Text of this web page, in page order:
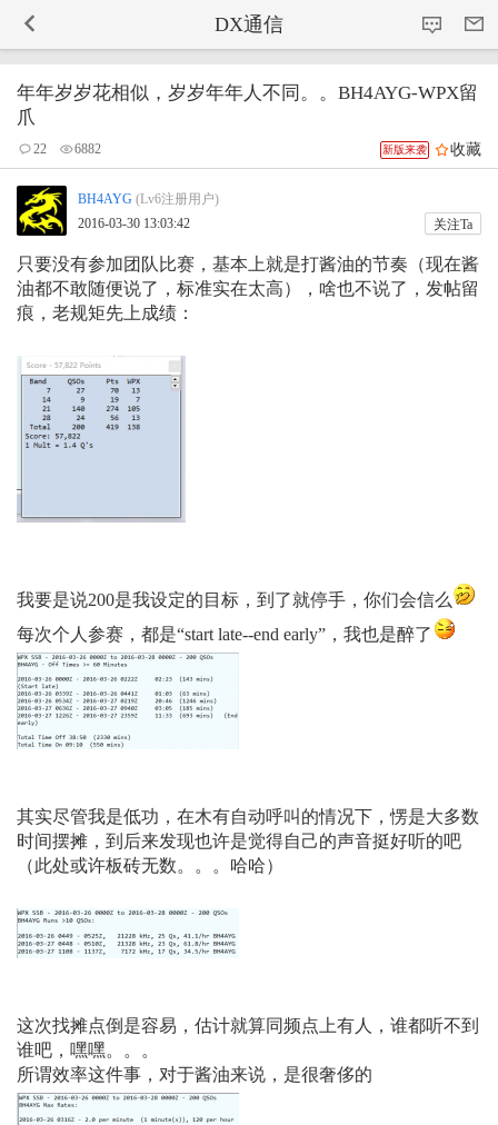
DX通信
年年岁岁花相似，岁岁年年人不同。。BH4AYG-WPX留
爪
22 6882 新版来袭 收藏
BH4AYG (Lv6注册用户)
2016-03-30 13:03:42
关注Ta
只要没有参加团队比赛，基本上就是打酱油的节奏（现在酱
油都不敢随便说了，标准实在太高），啥也不说了，发帖留
痕，老规矩先上成绩：
我要是说200是我设定的目标，到了就停手，你们会信么
每次个人参赛，都是“start late--end early”，我也是醉了
其实尽管我是低功，在木有自动呼叫的情况下，愣是大多数
时间摆摊，到后来发现也许是觉得自己的声音挺好听的吧
（此处或许板砖无数。。。哈哈）
这次找摊点倒是容易，估计就算同频点上有人，谁都听不到
谁吧，嘿嘿。。。
所谓效率这件事，对于酱油来说，是很奢侈的